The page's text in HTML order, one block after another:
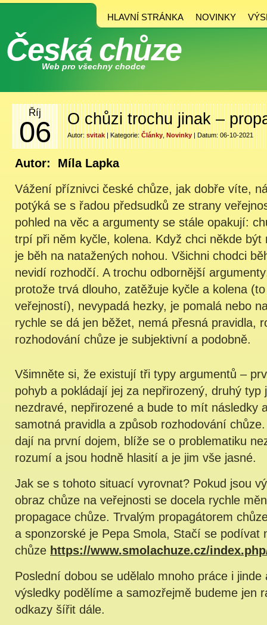
HLAVNÍ STRÁNKA NOVINKY
Česká chůze
Web pro všechny chodce
Říj
06 O chůzi trochu jinak –
Autor: svitak | Kategorie: Články Novinky | Datum: 06-10-2021
Autor: Míla Lapka
Vážení příznivci české chůze, jak dobře víte,
potýká se s řadou předsudků ze strany
pohled na věc a argumenty se stále opakují:
trpí při něm kyčle, kolena. Když chci někde
je běh na natažených nohou. Všichni chodci
nevidí rozhodčí. A trochu odbornější
protože trvá dlouho, zatěžuje kyčle a kolena
veřejností), nevypadá hezky, je pomalá nebo
rychle se dá jen běžet, nemá přesná pravidla,
rozhodování chůze je subjektivní a podobně.
Všimněte si, že existují tři typy argumentů –
pohyb a pokládají jej za nepřirozený, druhý typ
nezdravé, nepřirozené a bude to mít následky
samotná pravidla a způsob rozhodování
dají na první dojem, blíže se o problematiku
rozumí a jsou hodně hlasití a je jim vše jasné.
Jak se s tohoto situací vyrovnat? Pokud jsou
obraz chůze na veřejnosti se docela rychle
propagace chůze. Trvalým propagátorem
a sponzorské je Pepa Smola, Stačí se podívat
chůze https://www.smolachuze.cz/
Poslední dobou se udělalo mnoho práce i
výsledky podělíme a samozřejmě budeme jen
odkazy šířit dále.